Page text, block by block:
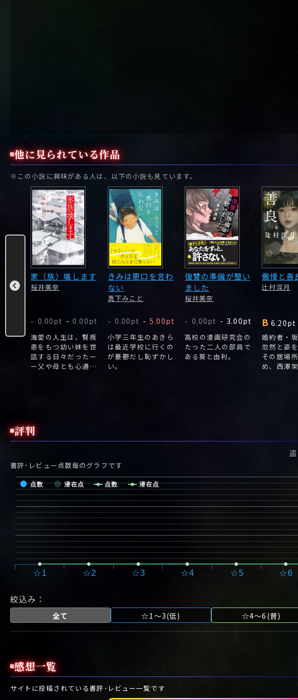
他に見られている作品
※この小説に興味がある人は、以下の小説も見ています。
ジラ
を隠
家（族）壊します
桜井美奈
- 0.00pt - 0.00pt
海愛の人生は、腎疾
患をもつ幼い妹を世
話する日々だったー
ー父や母とも心通わ
い。
きみは悪口を言わ
ない
真下みこと
- 0.00pt - 5.00pt
小学三年生のあきら
は最近学校に行くの
が憂鬱だし恥ずかし
い。
復讐の準備が整い
ました
桜井美奈
- 0.00pt - 3.00pt
高校の漫画研究会の
たった二人の部員で
ある葵と由利。
傲慢と善
辻村深月
B 6.20pt
婚約者・
忽然と姿
その居場
め、西澤
評判
書評･レビュー点数毎のグラフです
点数 潜在点 点数 潜在点
☆1 ☆2 ☆3 ☆4 ☆5 ☆6
絞込み：
全て ☆1～3(低) ☆4～6(普)
感想一覧
サイトに投稿されている書評･レビュー一覧です